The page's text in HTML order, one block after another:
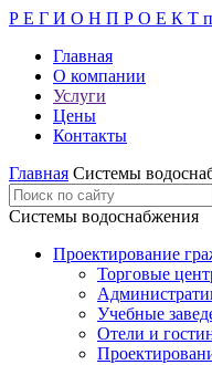
Р Е Г И О Н П Р О Е К Т
Главная
О компании
Услуги
Цены
Контакты
Главная Системы
Системы водоснабжения
Проектирование
Торговые
Учебные
Отели и